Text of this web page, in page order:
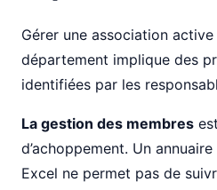
Gérer une association active
département implique des
identifiées par les
La gestion des membres
d’achoppement. Un
Excel ne permet pas de